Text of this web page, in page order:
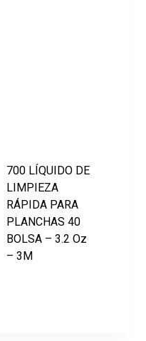
700 LÍQUIDO DE
LIMPIEZA
RÁPIDA PARA
PLANCHAS 40
BOLSA – 3.2 Oz
– 3M